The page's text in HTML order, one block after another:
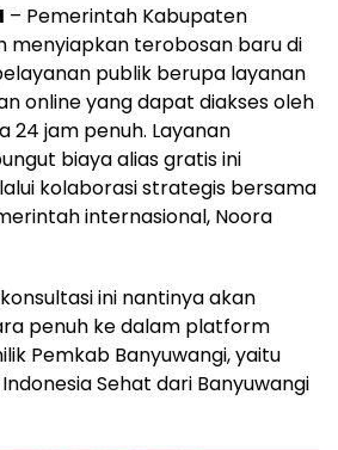
– Pemerintah Kabupaten
menyiapkan terobosan baru di
publik berupa layanan
online yang dapat diakses oleh
24 jam penuh. Layanan
biaya alias gratis ini
kolaborasi strategis bersama
internasional, Noora
ini nantinya akan
penuh ke dalam platform
Pemkab Banyuwangi, yaitu
Sehat dari Banyuwangi